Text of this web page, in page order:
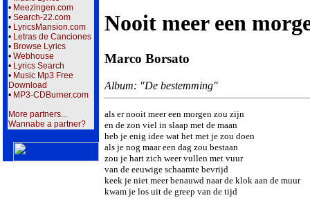
• Meezingen.com
• Search-22.com
• LyricsMansion.com
• Letras de Canciones
• Browse Lyrics
• Webhouse
• Lyrics Search
• Music Mp3 Free
Download
• MP3-CDBurner.com
More partners...
Wannabe a partner?
Nooit meer een
Marco Borsato
Album: "De bestemming"
als er nooit meer een morgen zou zijn
en de zon viel in slaap met de maan
heb je enig idee wat het met je zou doen
als je nog maar een dag zou bestaan
zou je hart zich weer vullen met vuur
van de eeuwige schaamte bevrijd
keek je niet meer benauwd naar de klok aan de muur
kwam je los uit de greep van de tijd